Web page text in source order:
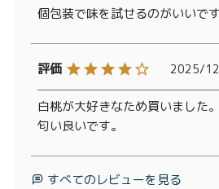
個包装で味を試せるのがいいです
2025/
白桃が大好きなため買いました。
匂い良いです。
すべてのレビューを見る